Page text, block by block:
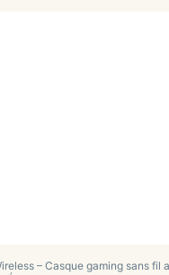
– Casque gaming sans fil